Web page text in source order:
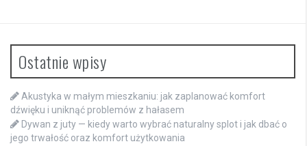
Ostatnie wpisy
Akustyka w małym mieszkaniu: jak zaplanować komfort
dźwięku i uniknąć problemów z hałasem
Dywan z juty — kiedy warto wybrać naturalny splot i jak dbać o
jego trwałość oraz komfort użytkowania